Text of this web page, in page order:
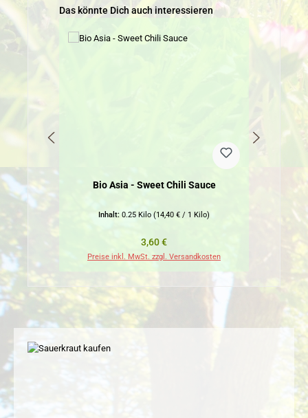
Produktgalerie überspringen
Das könnte Dich auch interessieren
Bio Asia - Sweet Chili Sauce
Inhalt: 0.25 Kilo (14,40 € / 1 Kilo)
Regulärer Preis:
3,60 €
Preise inkl. MwSt. zzgl. Versandkosten